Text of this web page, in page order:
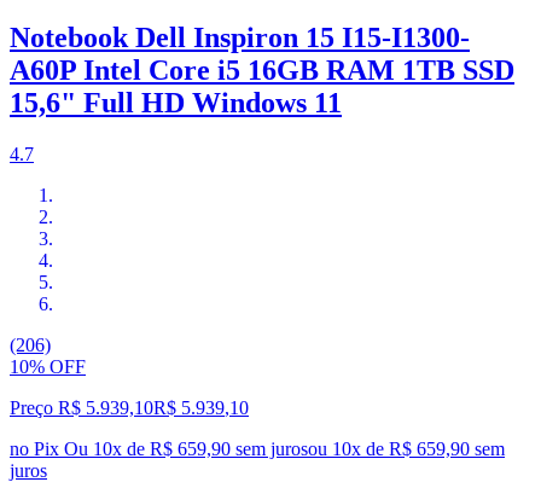
Notebook Dell Inspiron 15 I15-I1300-
A60P Intel Core i5 16GB RAM 1TB SSD
15,6" Full HD Windows 11
4.7
(206)
10% OFF
Preço R$ 5.939,10R$ 5.939,10
no Pix Ou 10x de R$ 659,90 sem jurosou 10x de R$ 659,90 sem
juros